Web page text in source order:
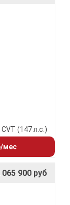
(147 л.с.)
мес
900 руб